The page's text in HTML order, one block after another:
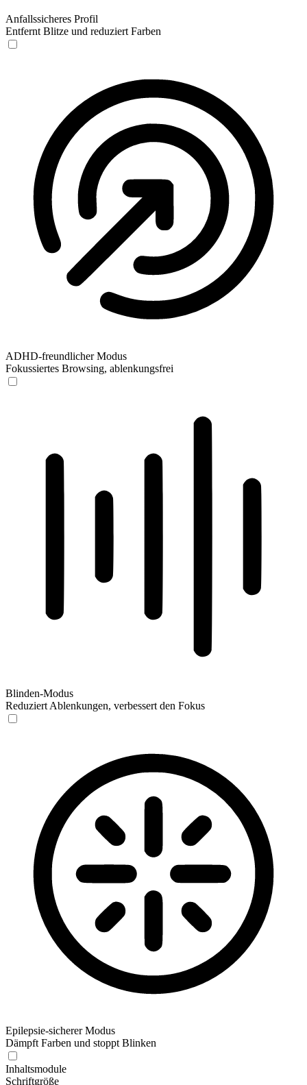
Anfallssicheres Profil
Entfernt Blitze und reduziert Farben
ADHD-freundlicher Modus
Fokussiertes Browsing, ablenkungsfrei
Blinden-Modus
Reduziert Ablenkungen, verbessert den Fokus
Epilepsie-sicherer Modus
Dämpft Farben und stoppt Blinken
Inhaltsmodule
Schriftgröße